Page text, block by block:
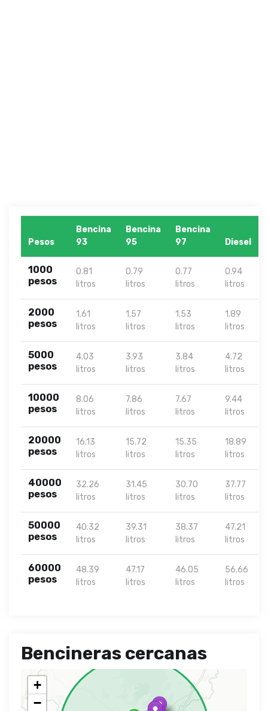
Pesos
Bencina
93
Bencina
95
Bencina
97
Diesel
1000
pesos
0.81
litros
0.79
litros
0.77
litros
0.94
litros
2000
pesos
1.61
litros
1.57
litros
1.53
litros
1.89
litros
5000
pesos
4.03
litros
3.93
litros
3.84
litros
4.72
litros
10000
pesos
8.06
litros
7.86
litros
7.67
litros
9.44
litros
20000
pesos
16.13
litros
15.72
litros
15.35
litros
18.89
litros
40000
pesos
32.26
litros
31.45
litros
30.70
litros
37.77
litros
50000
pesos
40.32
litros
39.31
litros
38.37
litros
47.21
litros
60000
pesos
48.39
litros
47.17
litros
46.05
litros
56.66
litros
Bencineras cercanas
+
−